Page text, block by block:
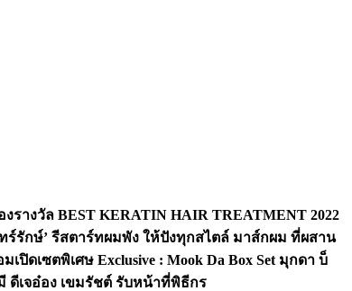
รางวัล BEST KERATIN HAIR TREATMENT 2022
ร์รักษ์’ รีสตาร์ทผมพัง ให้ปังทุกสไตล์ มาส์กผม ที่ผสาน
ดเซตพิเศษ Exclusive : Mook Da Box Set มุกดา บ็
ดีเจอ๋อง เขมรัชต์ รับหน้าที่พิธีกร